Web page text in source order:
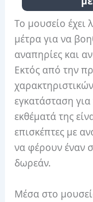
Το μουσείο έχει
μέτρα για να
αναπηρίες και
Εκτός από την
εγκατάσταση
εκθέματά της
επισκέπτες με
να φέρουν έναν
δωρεάν.
Μέσα στο